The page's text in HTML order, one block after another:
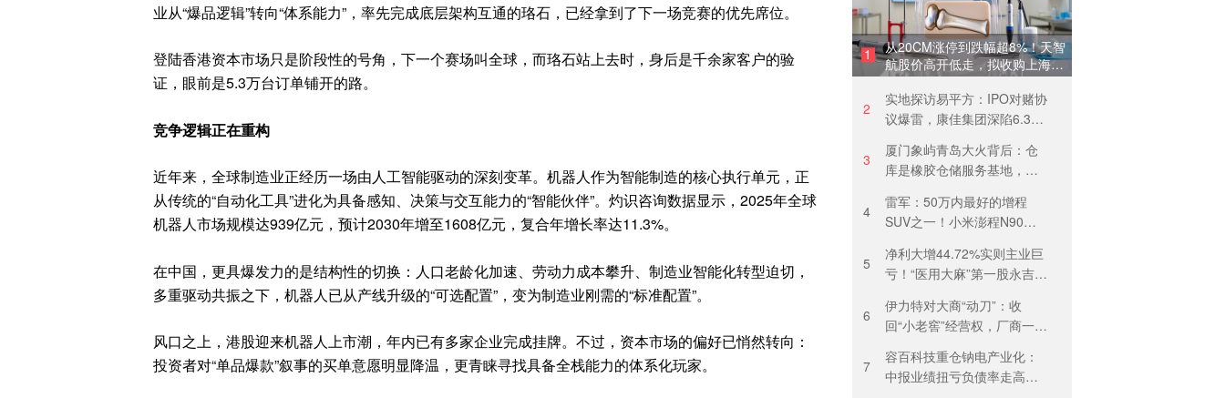
业从“爆品逻辑”转向“体系能力”，率先完成底层架构互通的珞石，已经拿到了下一场竞赛的优先席位。
登陆香港资本市场只是阶段性的号角，下一个赛场叫全球，而珞石站上去时，身后是千余家客户的验
证，眼前是5.3万台订单铺开的路。
竞争逻辑正在重构
近年来，全球制造业正经历一场由人工智能驱动的深刻变革。机器人作为智能制造的核心执行单元，正
从传统的“自动化工具”进化为具备感知、决策与交互能力的“智能伙伴”。灼识咨询数据显示，2025年全球
机器人市场规模达939亿元，预计2030年增至1608亿元，复合年增长率达11.3%。
在中国，更具爆发力的是结构性的切换：人口老龄化加速、劳动力成本攀升、制造业智能化转型迫切，
多重驱动共振之下，机器人已从产线升级的“可选配置”，变为制造业刚需的“标准配置”。
风口之上，港股迎来机器人上市潮，年内已有多家企业完成挂牌。不过，资本市场的偏好已悄然转向：
投资者对“单品爆款”叙事的买单意愿明显降温，更青睐寻找具备全栈能力的体系化玩家。
1
从20CM涨停到跌幅超8%！天智
航股价高开低走，拟收购上海骨
科62%股权
2
实地探访易平方：IPO对赌协
议爆雷，康佳集团深陷6.37
3
厦门象屿青岛大火背后：仓
库是橡胶仓储服务基地，当
进行安全管理培训
4
雷军：50万内最好的增程
SUV之一！小米澎程N90
制YU7热度？
5
净利大增44.72%实则主业巨
亏！“医用大麻”第一股永吉股
收益“保盈”
6
伊力特对大商“动刀”：收
回“小老窖”经营权，厂商一体
7
容百科技重仓钠电产业化：
中报业绩扭亏负债率走高，